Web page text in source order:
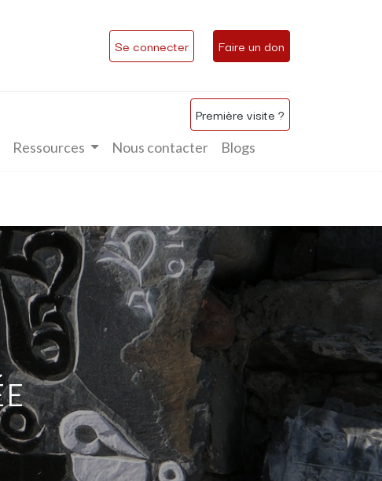
Se connecter Faire un don
Première visite ?
Ressources Nous contacter Blogs